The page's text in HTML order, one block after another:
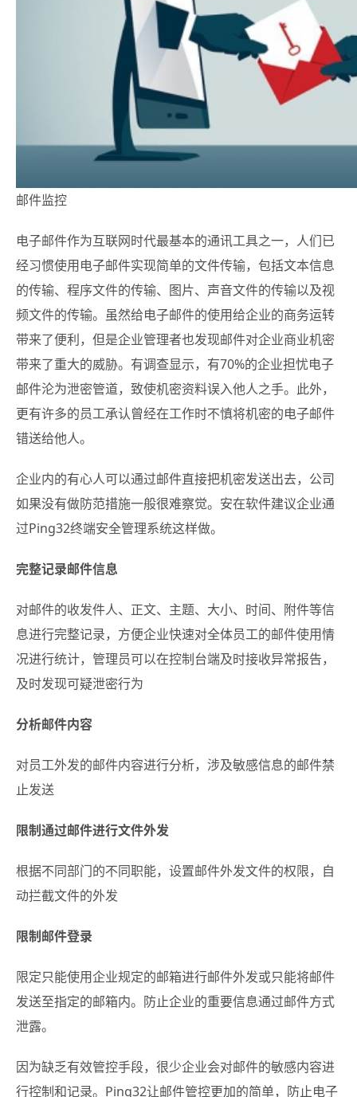
邮件监控
电子邮件作为互联网时代最基本的通讯工具之一，人们已
经习惯使用电子邮件实现简单的文件传输，包括文本信息
的传输、程序文件的传输、图片、声音文件的传输以及视
频文件的传输。 虽然给电子邮件的使用给企业的商务运转
带来了便利，但是企业管理者也发现邮件对企业商业机密
带来了重大的威胁。有调查显示，有70%的企业担忧电子
邮件沦为泄密管道，致使机密资料误入他人之手。此外，
更有许多的员工承认曾经在工作时不慎将机密的电子邮件
错送给他人。
企业内的有心人可以通过邮件直接把机密发送出去，公司
如果没有做防范措施一般很难察觉。安在软件建议企业通
过Ping32终端安全管理系统这样做。
完整记录邮件信息
对邮件的收发件人、正文、主题、大小、时间、附件等信
息进行完整记录，方便企业快速对全体员工的邮件使用情
况进行统计，管理员可以在控制台端及时接收异常报告，
及时发现可疑泄密行为
分析邮件内容
对员工外发的邮件内容进行分析，涉及敏感信息的邮件禁
止发送
限制通过邮件进行文件外发
根据不同部门的不同职能，设置邮件外发文件的权限，自
动拦截文件的外发
限制邮件登录
限定只能使用企业规定的邮箱进行邮件外发或只能将邮件
发送至指定的邮箱内。防止企业的重要信息通过邮件方式
泄露。
因为缺乏有效管控手段，很少企业会对邮件的敏感内容进
行控制和记录。Ping32让邮件管控更加的简单，防止电子